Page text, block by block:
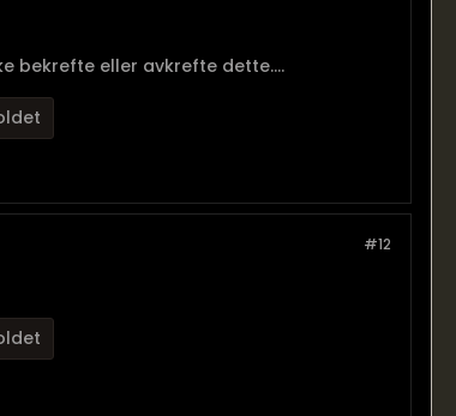
bekrefte eller avkrefte dette....
#12